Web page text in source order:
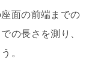
面の前端までの
の長さを測り、
。